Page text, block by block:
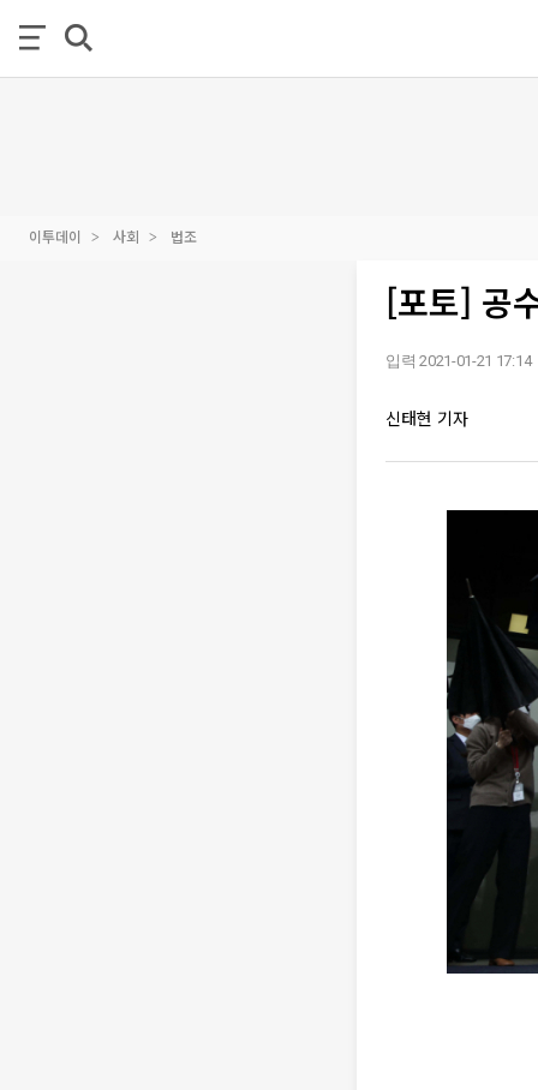
이투데이 사회 법조
[포토] 공
입력 2021-01-21 17:14
신태현 기자